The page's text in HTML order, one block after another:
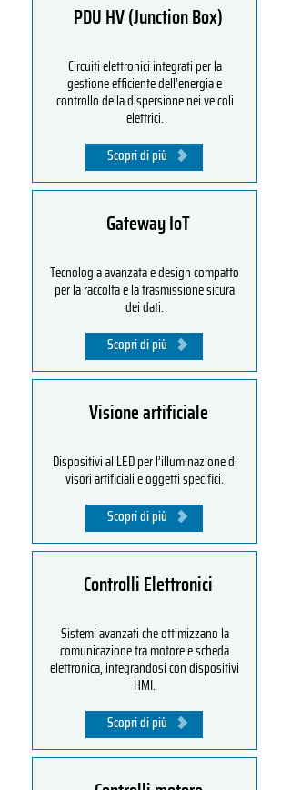
PDU HV (Junction Box)
Circuiti elettronici integrati per la
gestione efficiente dell’energia e
controllo della dispersione nei veicoli
elettrici.
Scopri di più
Gateway IoT
Tecnologia avanzata e design compatto
per la raccolta e la trasmissione sicura
dei dati.
Scopri di più
Visione artificiale
Dispositivi al LED per l’illuminazione di
visori artificiali e oggetti specifici.
Scopri di più
Controlli Elettronici
Sistemi avanzati che ottimizzano la
comunicazione tra motore e scheda
elettronica, integrandosi con dispositivi
HMI.
Scopri di più